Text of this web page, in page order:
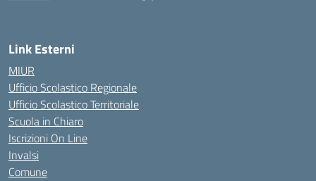
Link Esterni
MIUR
Ufficio Scolastico Regionale
Ufficio Scolastico Territoriale
Scuola in Chiaro
Iscrizioni On Line
Invalsi
Comune